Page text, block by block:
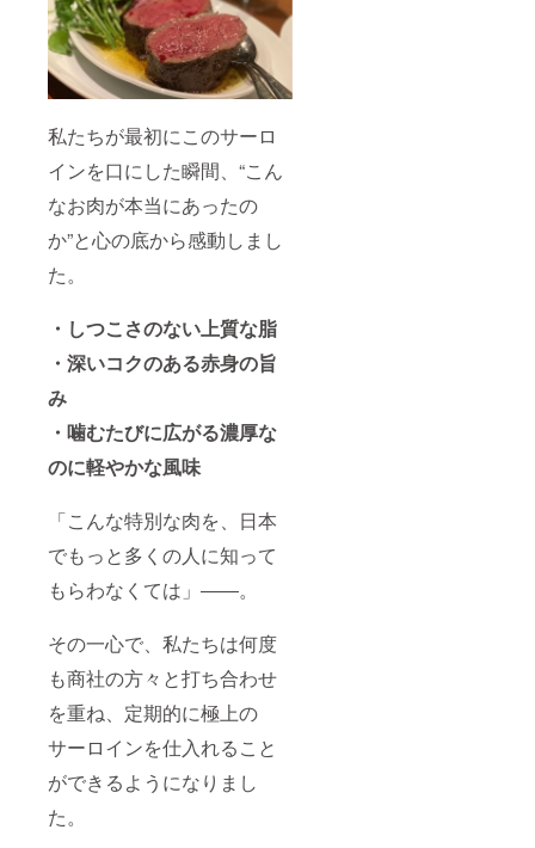
私たちが最初にこのサーロ
インを口にした瞬間、“こん
なお肉が本当にあったの
か”と心の底から感動しまし
た。
・しつこさのない上質な脂
・深いコクのある赤身の旨
み
・噛むたびに広がる濃厚な
のに軽やかな風味
「こんな特別な肉を、日本
でもっと多くの人に知って
もらわなくては」――。
その一心で、私たちは何度
も商社の方々と打ち合わせ
を重ね、定期的に極上の
サーロインを仕入れること
ができるようになりまし
た。